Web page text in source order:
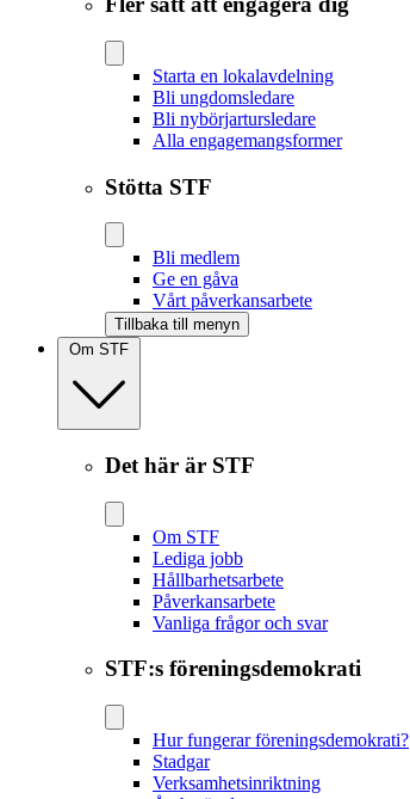
Starta en lokalavdelning
Bli ungdomsledare
Bli nybörjartursledare
Alla engagemangsformer
Stötta STF
Bli medlem
Ge en gåva
Vårt påverkansarbete
Tillbaka till menyn
Om STF
Det här är STF
Om STF
Lediga jobb
Hållbarhetsarbete
Påverkansarbete
Vanliga frågor och svar
STF:s föreningsdemokrati
Hur fungerar föreningsdemokrati?
Stadgar
Verksamhetsinriktning